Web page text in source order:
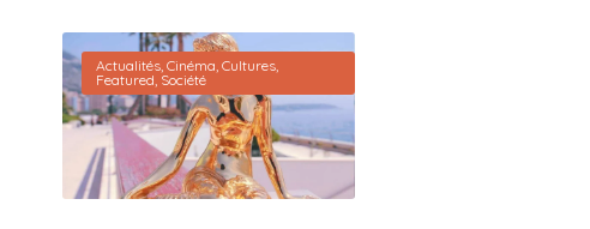
Actualités Cinéma Cultures
Featured Société